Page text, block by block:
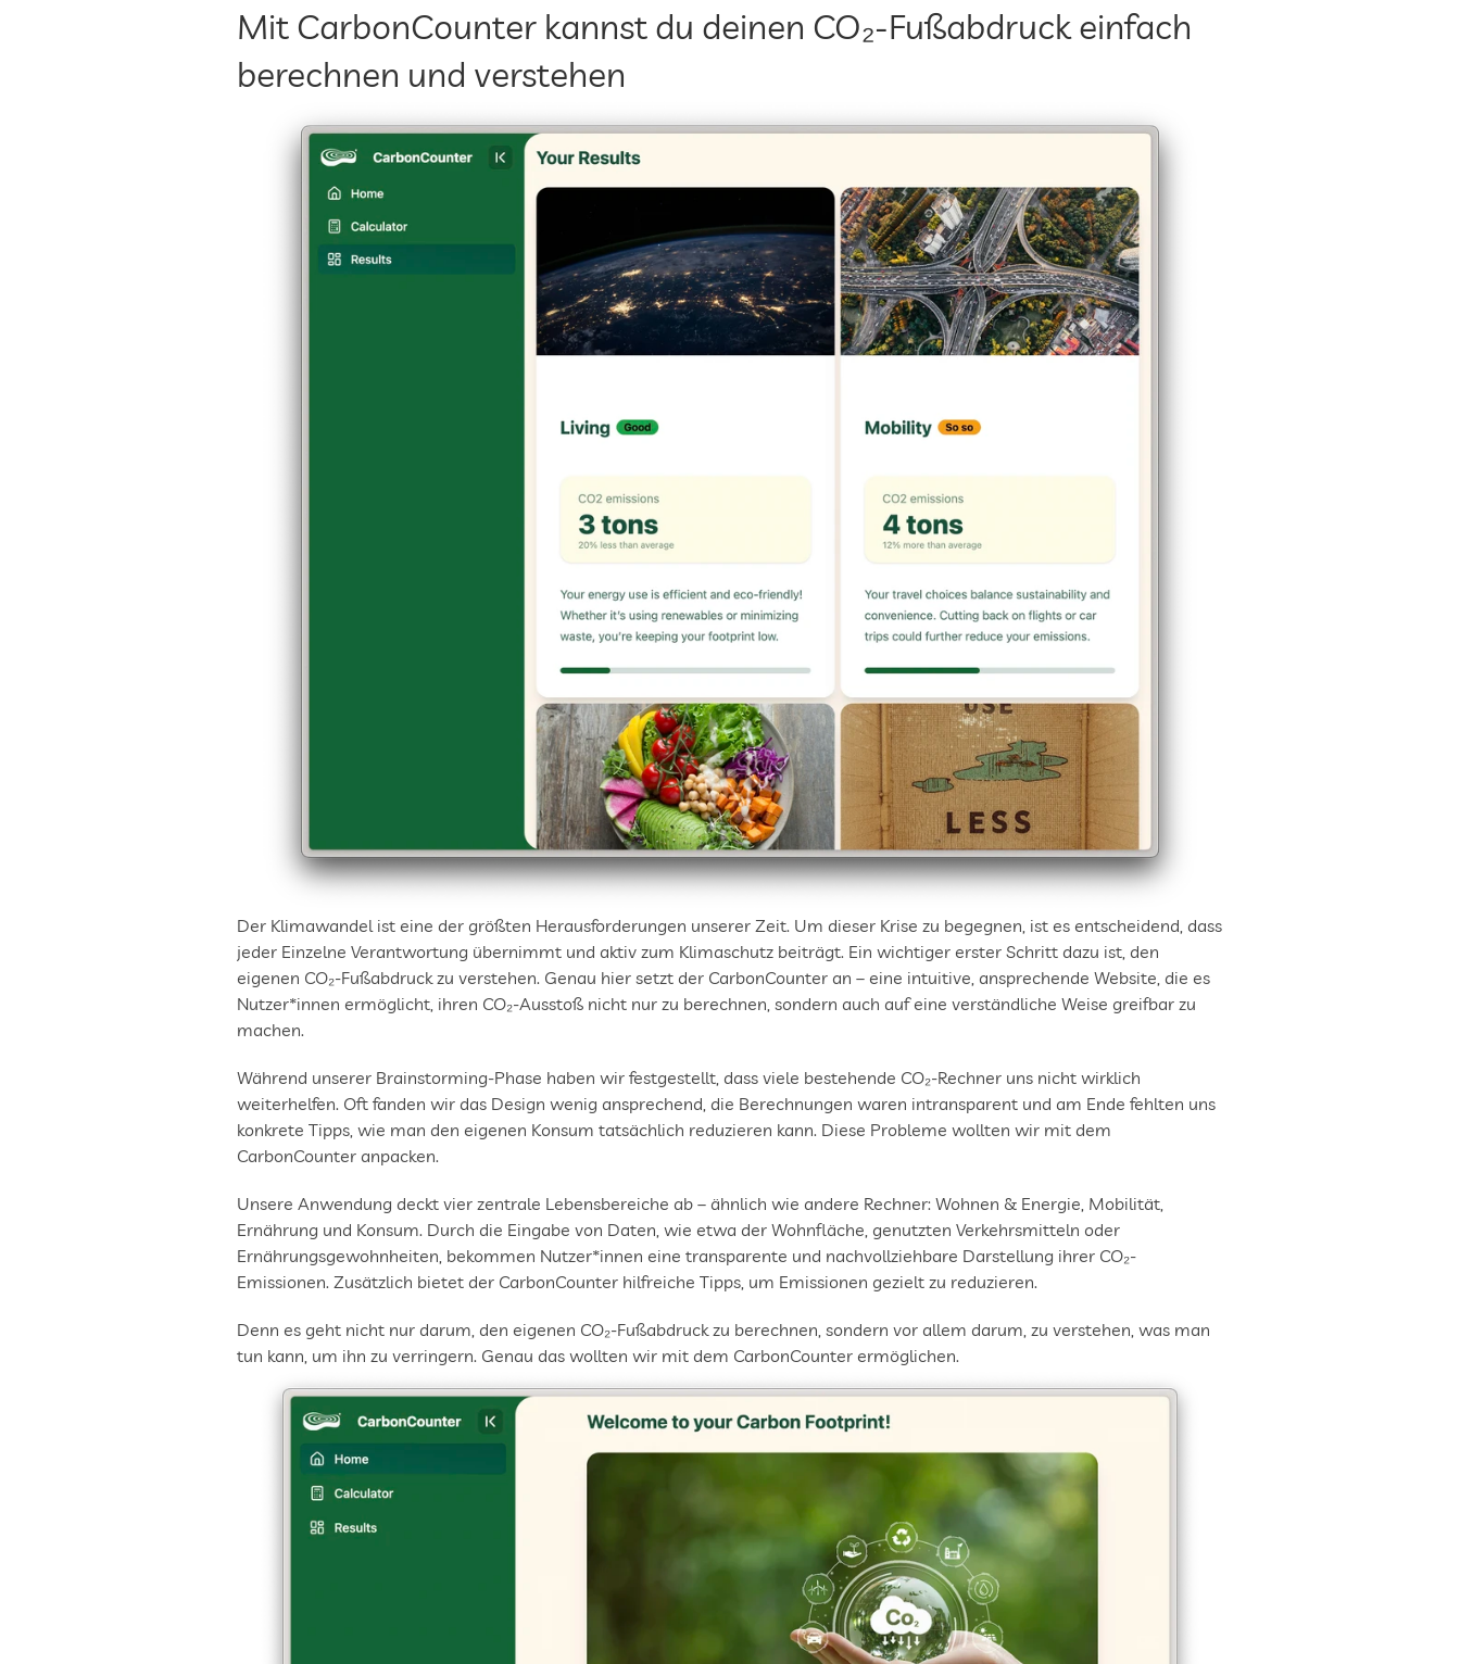
Mit CarbonCounter kannst du deinen CO₂-Fußabdruck einfach
berechnen und verstehen
Der Klimawandel ist eine der größten Herausforderungen unserer Zeit. Um dieser Krise zu begegnen, ist es entscheidend, dass
jeder Einzelne Verantwortung übernimmt und aktiv zum Klimaschutz beiträgt. Ein wichtiger erster Schritt dazu ist, den
eigenen CO₂-Fußabdruck zu verstehen. Genau hier setzt der CarbonCounter an – eine intuitive, ansprechende Website, die es
Nutzer*innen ermöglicht, ihren CO₂-Ausstoß nicht nur zu berechnen, sondern auch auf eine verständliche Weise greifbar zu
machen.
Während unserer Brainstorming-Phase haben wir festgestellt, dass viele bestehende CO₂-Rechner uns nicht wirklich
weiterhelfen. Oft fanden wir das Design wenig ansprechend, die Berechnungen waren intransparent und am Ende fehlten uns
konkrete Tipps, wie man den eigenen Konsum tatsächlich reduzieren kann. Diese Probleme wollten wir mit dem
CarbonCounter anpacken.
Unsere Anwendung deckt vier zentrale Lebensbereiche ab – ähnlich wie andere Rechner: Wohnen & Energie, Mobilität,
Ernährung und Konsum. Durch die Eingabe von Daten, wie etwa der Wohnfläche, genutzten Verkehrsmitteln oder
Ernährungsgewohnheiten, bekommen Nutzer*innen eine transparente und nachvollziehbare Darstellung ihrer CO₂-
Emissionen. Zusätzlich bietet der CarbonCounter hilfreiche Tipps, um Emissionen gezielt zu reduzieren.
Denn es geht nicht nur darum, den eigenen CO₂-Fußabdruck zu berechnen, sondern vor allem darum, zu verstehen, was man
tun kann, um ihn zu verringern. Genau das wollten wir mit dem CarbonCounter ermöglichen.